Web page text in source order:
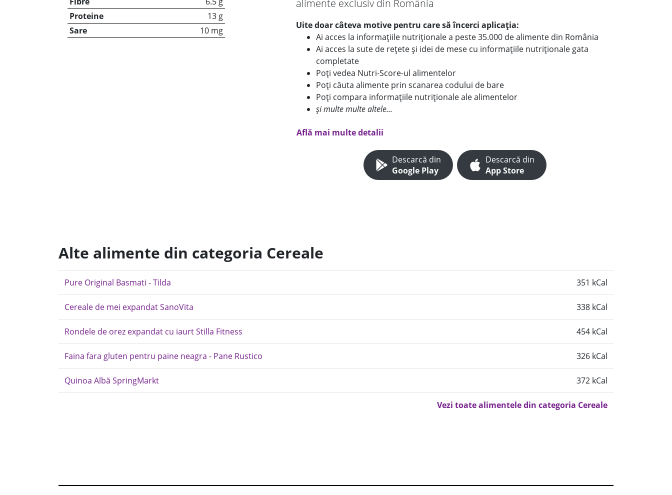
Proteine
13 g
Sare
10 mg
alimente exclusiv din România
Uite doar câteva motive pentru care să încerci aplicația:
Ai acces la informațiile nutriționale a peste 35.000 de alimente din România
Ai acces la sute de rețete și idei de mese cu informațiile nutriționale gata
completate
Poți vedea Nutri-Score-ul alimentelor
Poți căuta alimente prin scanarea codului de bare
Poți compara informațiile nutriționale ale alimentelor
și multe multe altele...
Află mai multe detalii
Descarcă din
Google Play
Descarcă din
App Store
Alte alimente din categoria Cereale
Pure Original Basmati - Tilda 351 kCal
Cereale de mei expandat SanoVita 338 kCal
Rondele de orez expandat cu iaurt Stilla Fitness 454 kCal
Faina fara gluten pentru paine neagra - Pane Rustico 326 kCal
Quinoa Albă SpringMarkt 372 kCal
Vezi toate alimentele din categoria Cereale